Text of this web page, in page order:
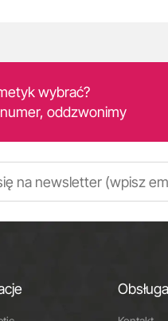
wybrać?
oddzwonimy